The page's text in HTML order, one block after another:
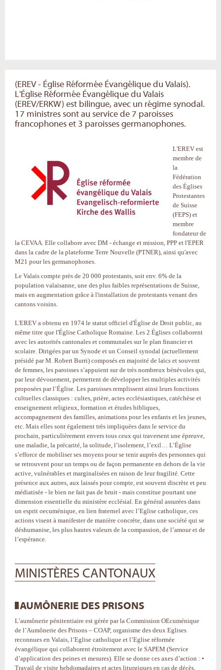
(EREV - Église Réformée Évangélique du Valais).
L'Église Réformée Évangélique du Valais
(EREV/ERKW) est bilingue, avec un régime synodal.
17 ministres sont au service de 7 paroisses
francophones et 3 paroisses germanophones.
L'EREV est
membre de
la
Fédération
des Églises
Protestantes
de Suisse
(FEPS) et
membre
fondateur de
la CEVAA. Elle collabore avec DM - échange et mission, PPP et l'EPER
dans la cadre de la plateforme Terre Nouvelle (PTNER), ainsi qu'avec
M21 pour les germanophones.
Le Valais compte près de 20 000 protestants, soit env. 6% de la
population valaisanne, une des plus faibles représentations de Suisse,
mais en augmentation grâce à l'installation de protestants venant des
cantons voisins.
L'EREV a obtenu en 1974 le statut officiel d'Église de Droit public, au
même titre que l'Église Catholique Romaine. Les 2 Églises collaborent
avec les autorités cantonales et communales sur le plan financier et
scolaire. Dirigées par un Synode et un Conseil synodal (actuellement
présidé par M. Robert Burri) composés en majorité de laïcs et souvent
de femmes, les paroisses s’appuient sur de très nombreux bénévoles qui,
par leur dévouement, permettent de développer les multiples activités
proposées par l’Église. Les paroisses remplissent ainsi leurs fonctions
cultuelles classiques : cultes, prière, actes ecclésiastiques, catéchèse et
enseignement religieux, formation et études bibliques,
accompagnement des familles, animations pour les enfants et les jeunes,
etc. Mais elles sont également très impliquées dans le service du
prochain, particulièrement envers tous ceux qui traversent une épreuve,
une maladie, la précarité, la solitude, l’isolement, l’exil… L’Église
s’efforce de mobiliser ses moyens pour se tenir auprès des personnes qui
se retrouvent pour un temps ou de façon permanente en dehors de la vie
active, vulnérables et marginalisées en raison de leur fragilité. Cette
présence aux autres, aux laissés pour compte, est souvent discrète et peu
médiatisée - le bien ne fait pas de bruit - mais constitue pourtant une
dimension essentielle du ministère ecclésial. En général assurées dans
un esprit oecuménique, en lien fraternel avec l’Eglise catholique, ces
actions visent à manifester de manière concrète, dans une société qui se
déshumanise, les plus hautes valeurs de la compassion, de l’amour et de
l’espérance.
MINISTÈRES CANTONAUX
AUMÔNERIE DES PRISONS
L’aumônerie pénitentiaire est gérée par la Commission OEcuménique
de l’Aumônerie des Prisons – COAP, organisme des deux Eglises
reconnues en Valais, l’Eglise catholique et l’Eglise réformée
évangélique qui collaborent étroitement avec le SAPEM (Service
d’application des peines et mesures). Elle se donne ces axes d’action : •
Travail de visite hebdomadaires et actes liturgiques en cas de décès,